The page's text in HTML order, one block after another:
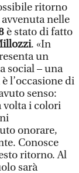
ritorno
nelle
è stato di fatto
. «In
un
social – una
l’occasione di
senso:
volta i colori
onorare,
Conosce
ritorno. Al
sarà